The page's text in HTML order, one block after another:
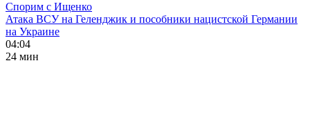
Спорим с Ищенко
Атака ВСУ на Геленджик и пособники нацистской Германии
на Украине
04:04
24 мин